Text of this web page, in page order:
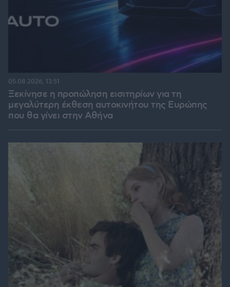
Ξεκίνησε η προπώληση εισιτηρίων για τη
μεγαλύτερη έκθεση αυτοκινήτου της Ευρώπης
που θα γίνει στην Αθήνα
05.08.2026, 13:51